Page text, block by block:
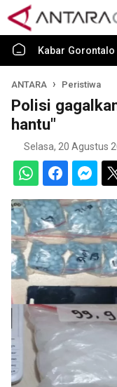
Kabar Gorontalo
ANTARA Peristiwa
Polisi
hantu"
Selasa, 20 Agustus